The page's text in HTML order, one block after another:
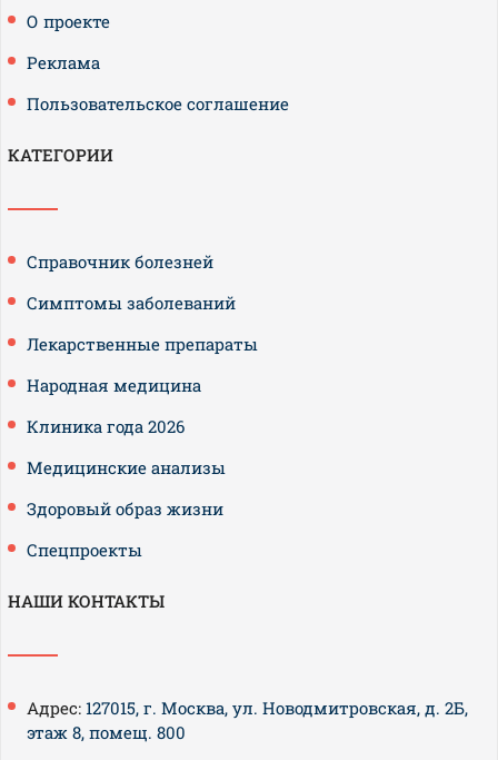
О проекте
Реклама
Пользовательское соглашение
КАТЕГОРИИ
Справочник болезней
Симптомы заболеваний
Лекарственные препараты
Народная медицина
Клиника года 2026
Медицинские анализы
Здоровый образ жизни
Спецпроекты
НАШИ КОНТАКТЫ
Адрес: 127015, г. Москва, ул. Новодмитровская, д. 2Б,
этаж 8, помещ. 800